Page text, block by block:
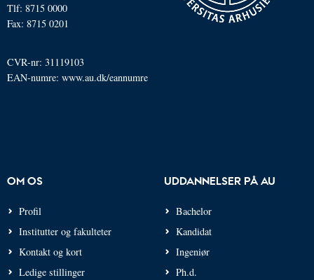
Tlf: 8715 0000
Fax: 8715 0201
CVR-nr: 31119103
EAN-numre: www.au.dk/eannumre
OM OS
Profil
Institutter og fakulteter
Kontakt og kort
Ledige stillinger
UDDANNELSER PÅ AU
Bachelor
Kandidat
Ingeniør
Ph.d.